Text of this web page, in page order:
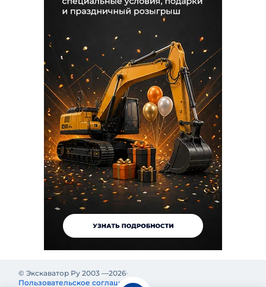
© Экскаватор Ру 2003 —2026
Пользовательское соглашение